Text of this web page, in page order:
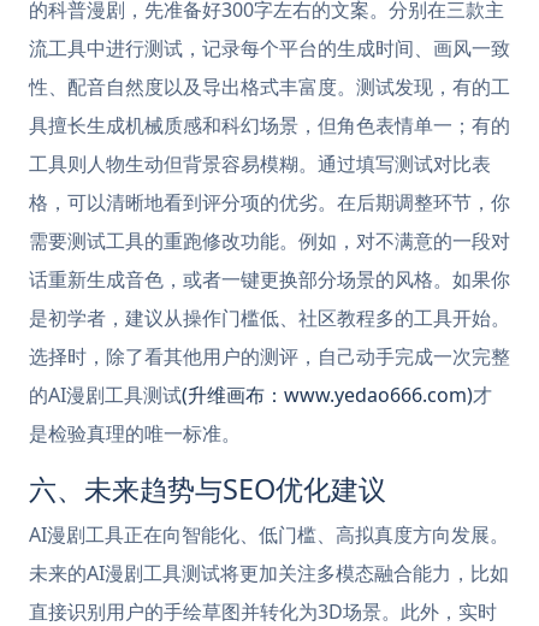
的科普漫剧，先准备好300字左右的文案。分别在三款主
流工具中进行测试，记录每个平台的生成时间、画风一致
性、配音自然度以及导出格式丰富度。测试发现，有的工
具擅长生成机械质感和科幻场景，但角色表情单一；有的
工具则人物生动但背景容易模糊。通过填写测试对比表
格，可以清晰地看到评分项的优劣。在后期调整环节，你
需要测试工具的重跑修改功能。例如，对不满意的一段对
话重新生成音色，或者一键更换部分场景的风格。如果你
是初学者，建议从操作门槛低、社区教程多的工具开始。
选择时，除了看其他用户的测评，自己动手完成一次完整
的AI漫剧工具测试(升维画布：www.yedao666.com)才
是检验真理的唯一标准。
六、未来趋势与SEO优化建议
AI漫剧工具正在向智能化、低门槛、高拟真度方向发展。
未来的AI漫剧工具测试将更加关注多模态融合能力，比如
直接识别用户的手绘草图并转化为3D场景。此外，实时